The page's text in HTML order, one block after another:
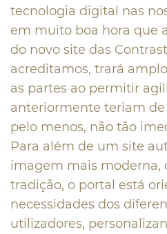
tecnologia digital nas
em muito boa hora que
do novo site das
acreditamos, trará
as partes ao permitir
anteriormente teriam de
pelo menos, não tão
Para além de um site
imagem mais moderna,
tradição, o portal está
necessidades dos
utilizadores,